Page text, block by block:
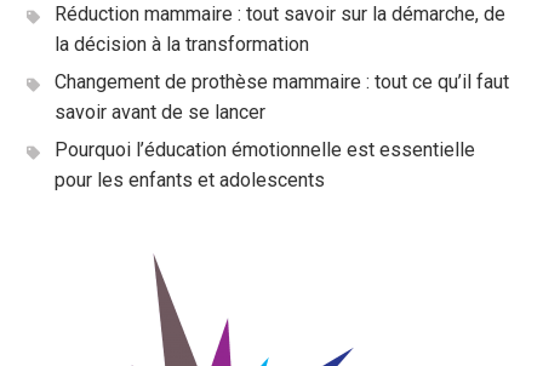
Réduction mammaire : tout savoir sur la démarche, de
la décision à la transformation
Changement de prothèse mammaire : tout ce qu’il faut
savoir avant de se lancer
Pourquoi l’éducation émotionnelle est essentielle
pour les enfants et adolescents